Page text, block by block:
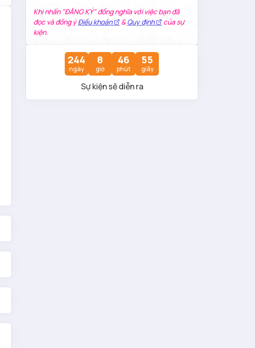
Khi nhấn "ĐĂNG KÝ" đồng nghĩa với việc bạn đã
đọc và đồng ýĐiều khoản &Quy định
của sự
kiện.
244
ngày
8
giờ
46
phút
54
giây
Sự kiện sẽ diễn ra